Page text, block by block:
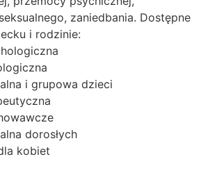
zaniedbania. Dostępne
i rodzinie:
i grupowa dzieci
dorosłych
kobiet